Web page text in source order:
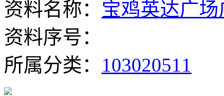
资料名称： 宝鸡英达广
资料序号：
所属分类： 103020511